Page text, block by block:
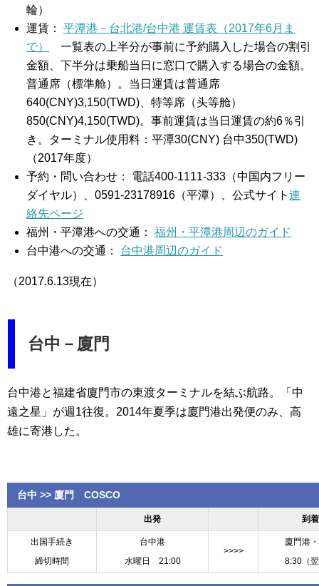
輪）
運賃：平潭港－台北港/台中港 運賃表（2017年6月ま
で）
一覧表の上半分が事前に予約購入した場合の割引
金額、下半分は乗船当日に窓口で購入する場合の金額。
普通席（標準舱）。当日運賃は普通席
640(CNY)3,150(TWD)、特等席（头等舱）
850(CNY)4,150(TWD)。事前運賃は当日運賃の約6％引
き。ターミナル使用料：平潭30(CNY) 台中350(TWD)
（2017年度）
予約・問い合わせ： 電話400-1111-333（中国内フリー
ダイヤル）、0591-23178916（平潭）、公式サイト連
絡先ページ
福州・平潭港への交通：福州・平潭港周辺のガイド
台中港への交通： 台中港周辺のガイド
（2017.6.13現在）
台中－廈門
台中港と福建省廈門市の東渡ターミナルを結ぶ航路。「中
遠之星」が週1往復。2014年夏季は廈門港出発便のみ、高
雄に寄港した。
台中 >> 廈門 COSCO
出発 到着
出国手続き
締切時間
台中港
水曜日 21:00
>>>>
廈門港
8:30（